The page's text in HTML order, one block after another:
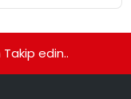
edin..